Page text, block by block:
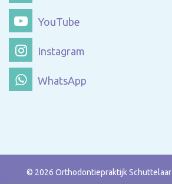
YouTube
Instagram
WhatsApp
© 2026 Orthodontiepraktijk Schuttelaar